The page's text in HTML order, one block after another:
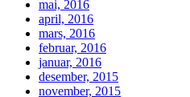
mai, 2016
april, 2016
mars, 2016
februar, 2016
januar, 2016
desember, 2015
november, 2015